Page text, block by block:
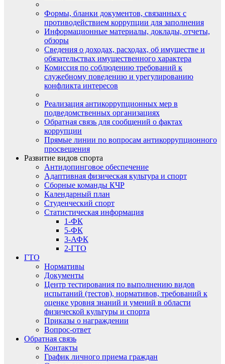
Формы, бланки документов, связанных с
противодействием коррупции для заполнения
Информационные материалы, доклады, отчеты,
обзоры
Сведения о доходах, расходах, об имуществе и
обязательствах имущественного характера
Комиссия по соблюдению требований к
служебному поведению и урегулированию
конфликта интересов
Реализация антикоррупционных мер в
подведомственных организациях
Обратная связь для сообщений о фактах
коррупции
Прямые линии по вопросам антикоррупционного
просвещения
Развитие видов спорта
Антидопинговое обеспечение
Адаптивная физическая культура и спорт
Сборные команды КЧР
Календарный план
Студенческий спорт
Статистическая информация
1-ФК
5-ФК
3-АФК
2-ГТО
ГТО
Нормативы
Документы
Центр тестирования по выполнению видов
испытаний (тестов), нормативов, требований к
оценке уровня знаний и умений в области
физической культуры и спорта
Приказы о награждении
Вопрос-ответ
Обратная связь
Контакты
График личного приема граждан